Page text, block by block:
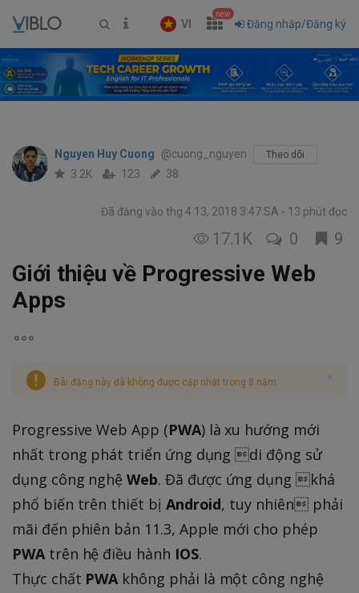
VI
new
Đăng nhập/Đăng ký
Nguyen Huy Cuong @cuong_nguyen Theo dõi
3.2K 123 38
Đã đăng vào thg 4 13, 2018 3:47 SA 13 phút đọc
17.1K 0 9
Giới thiệu về Progressive Web
Apps
Bài đăng này đã không được cập nhật trong 8 năm
Progressive Web App (PWA) là xu hướng mới
nhất trong phát triển ứng dụng di động sử
dụng công nghệWeb. Đã được ứng dụng khá
phổ biến trên thiết bị Android, tuy nhiên phải
mãi đến phiên bản 11.3, Apple mới cho phép
PWAtrên hệ điều hành IOS.
Thực chất PWAkhông phải là một công nghệ